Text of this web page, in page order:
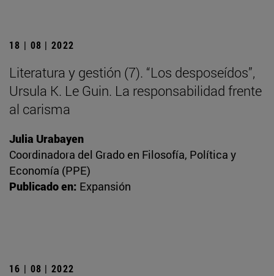
18 | 08 | 2022
Literatura y gestión (7). “Los desposeídos”,
Ursula K. Le Guin. La responsabilidad frente
al carisma
Julia Urabayen
Coordinadora del Grado en Filosofía, Política y
Economía (PPE)
Publicado en: Expansión
16 | 08 | 2022